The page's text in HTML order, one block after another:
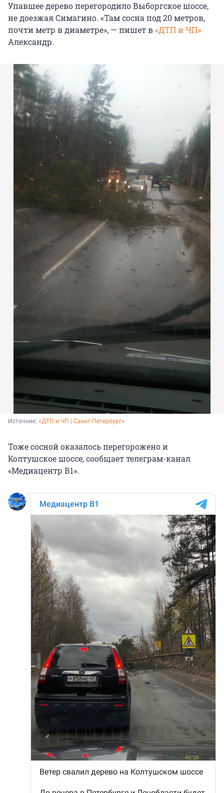
Упавшее дерево перегородило Выборгское шоссе,
не доезжая Симагино. «Там сосна под 20 метров,
почти метр в диаметре», — пишет в«ДТП и ЧП»
Александр.
Источник: «ДТП и ЧП | Санкт-Петербург»
Тоже сосной оказалось перегорожено и
Колтушское шоссе, сообщает телеграм-канал
«Медиацентр В1».